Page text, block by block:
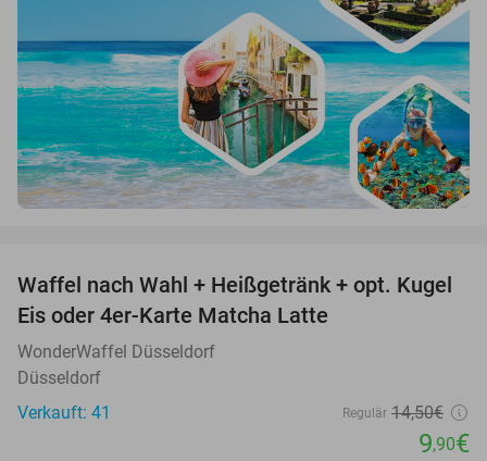
32%
Waffel nach Wahl + Heißgetränk + opt. Kugel
Eis oder 4er-Karte Matcha Latte
WonderWaffel Düsseldorf
Düsseldorf
Verkauft: 41
Regulär 14,50€
9,90€